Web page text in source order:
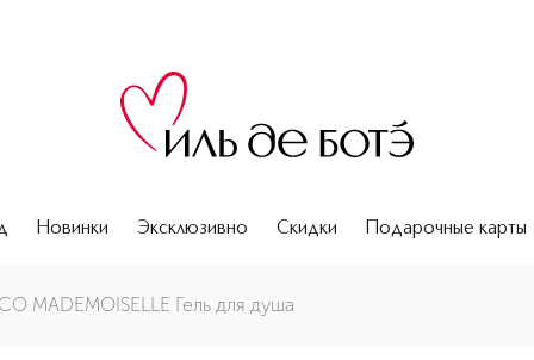
Новинки Эксклюзивно Скидки Подарочные карты
MADEMOISELLE Гель для душа